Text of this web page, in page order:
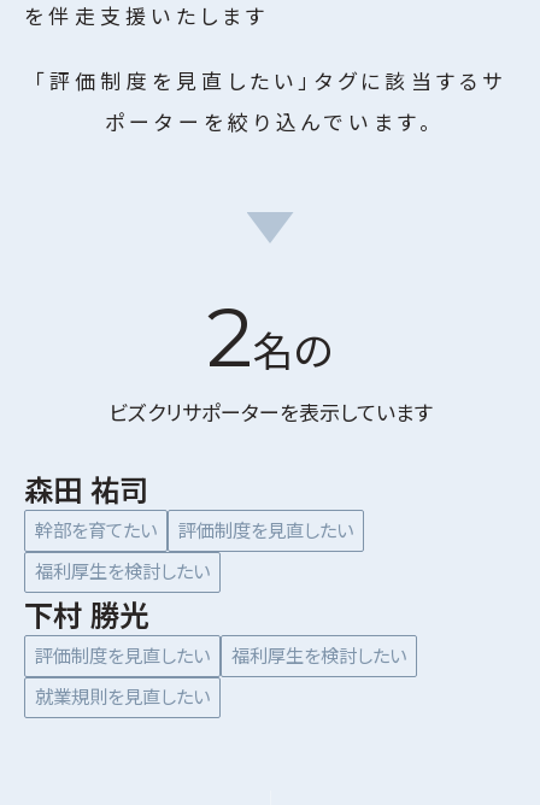
を伴走支援いたします
「評価制度を見直したい」タグに該当するサ
ポーターを絞り込んでいます。
2名の
ビズクリサポーターを表示しています
森田 祐司
幹部を育てたい
評価制度を見直したい
福利厚生を検討したい
下村 勝光
評価制度を見直したい
福利厚生を検討したい
就業規則を見直したい